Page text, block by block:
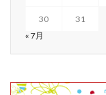
30
31
« 7月